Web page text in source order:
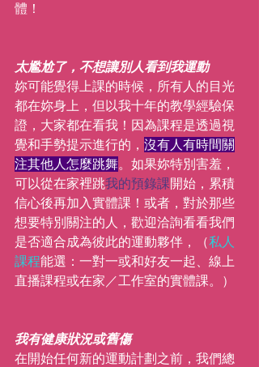
體！
太尷尬了，不想讓別人看到我運動
妳可能覺得上課的時候，所有人的目光
都在妳身上，但以我十年的教學經驗保
證，大家都在看我！因為課程是透過視
覺和手勢提示進行的， 沒有人有時間關
注其他人怎麼跳舞。如果妳特別害羞，
可以從在家裡跳我的預錄課開始，累積
信心後再加入實體課！或者，對於那些
想要特別關注的人，歡迎洽詢看看我們
是否適合成為彼此的運動夥伴，（私人
課程能選：一對一或和好友一起、線上
直播課程或在家／工作室的實體課。）
我有健康狀況或舊傷
在開始任何新的運動計劃之前，我們總